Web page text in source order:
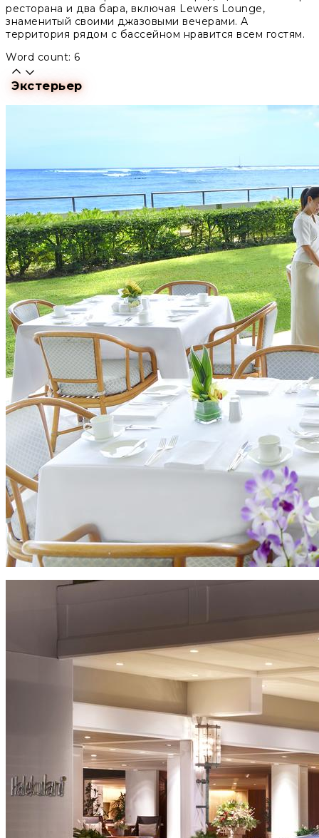
ресторана и два бара, включая Lewers Lounge,
знаменитый своими джазовыми вечерами. А
территория рядом с бассейном нравится всем гостям.
Word count: 6
Экстерьер